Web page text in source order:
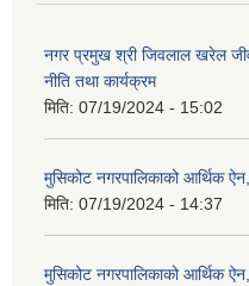
नगर प्रमुख श्री जिवलाल खरेल
नीति तथा कार्यक्रम
मिति: 07/19/2024 - 15:02
मुसिकोट नगरपालिकाको आर्थिक
मिति: 07/19/2024 - 14:37
मुसिकोट नगरपालिकाको आर्थिक